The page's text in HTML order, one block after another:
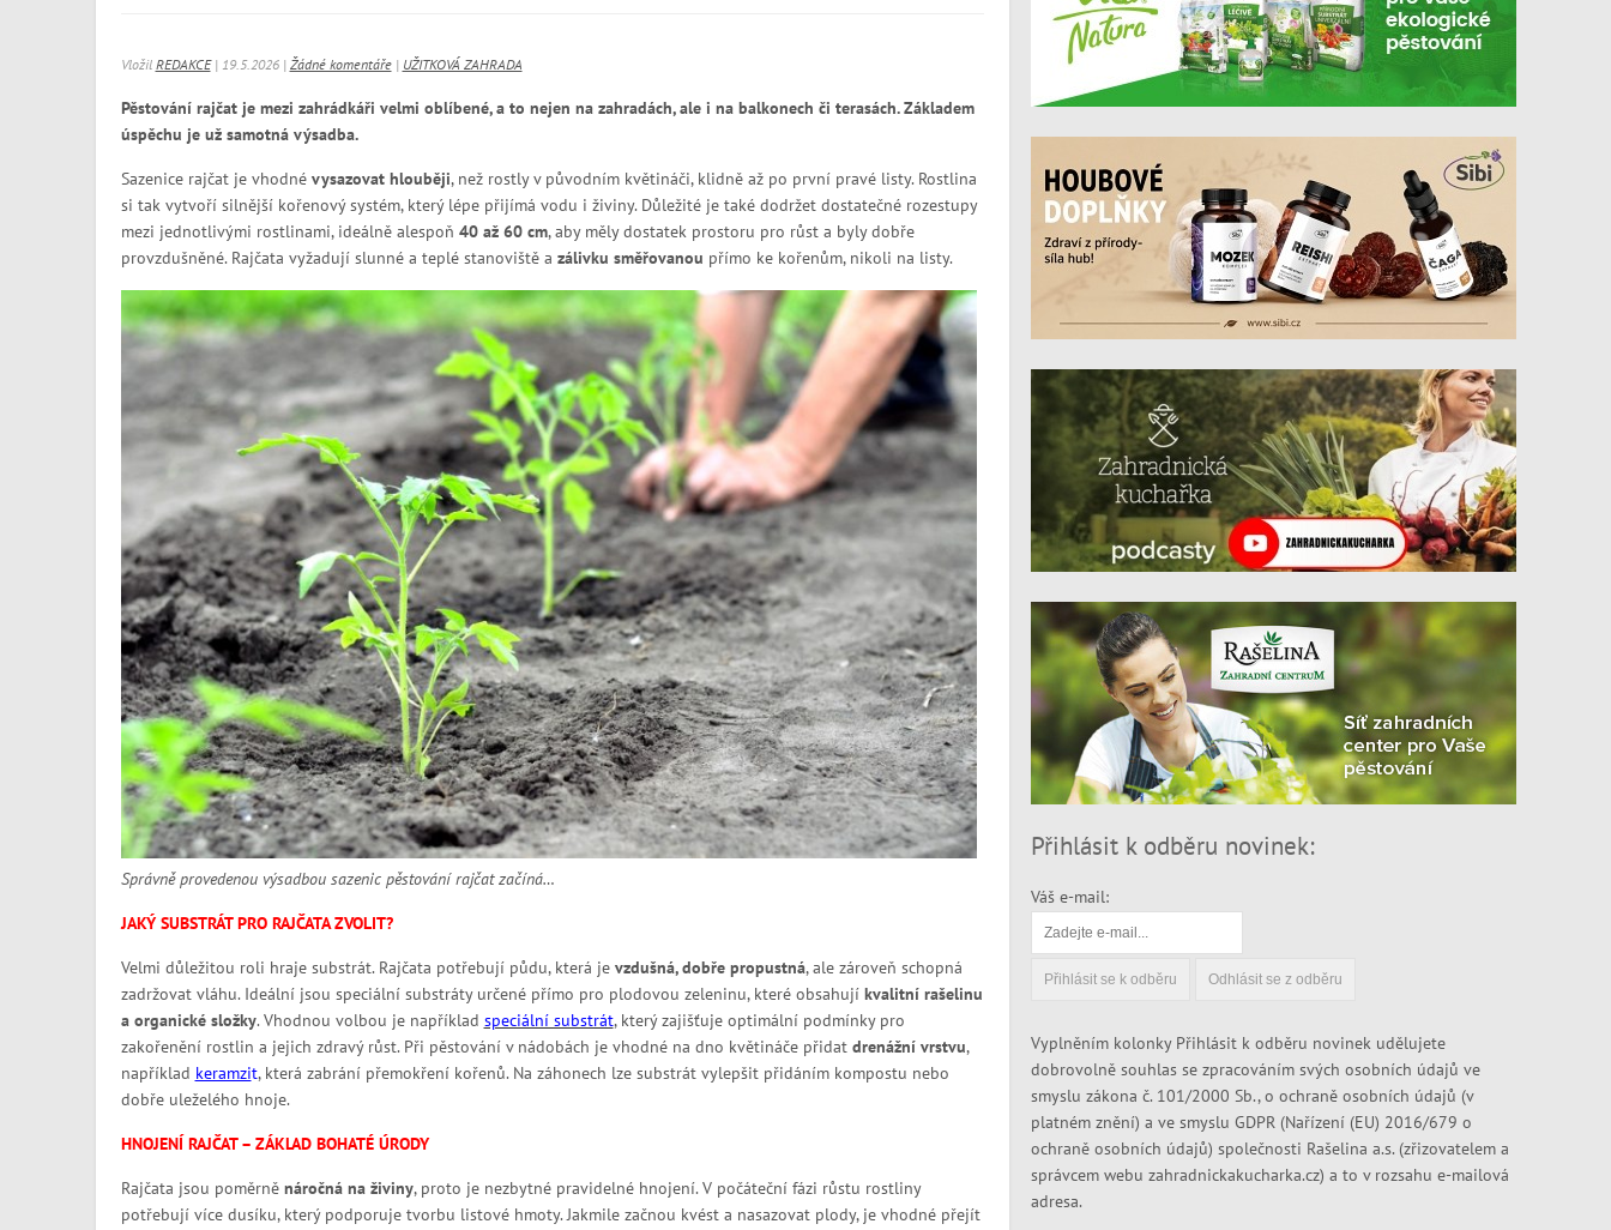
Vložil REDAKCE| 19.5.2026 | Žádné komentáře| UŽITKOVÁ ZAHRADA
Pěstování rajčat je mezi zahrádkáři velmi oblíbené, a to nejen na zahradách, ale i na balkonech či terasách. Základem
úspěchu je už samotná výsadba.
Sazenice rajčat je vhodné vysazovat hlouběji, než rostly v původním květináči, klidně až po první pravé listy. Rostlina
si tak vytvoří silnější kořenový systém, který lépe přijímá vodu i živiny. Důležité je také dodržet dostatečné rozestupy
mezi jednotlivými rostlinami, ideálně alespoň 40 až 60 cm, aby měly dostatek prostoru pro růst a byly dobře
provzdušněné. Rajčata vyžadují slunné a teplé stanoviště a zálivku směřovanou přímo ke kořenům, nikoli na listy.
Správně provedenou výsadbou sazenic pěstování rajčat začíná…
JAKÝ SUBSTRÁT PRO RAJČATA ZVOLIT?
Velmi důležitou roli hraje substrát. Rajčata potřebují půdu, která je vzdušná, dobře propustná, ale zároveň schopná
zadržovat vláhu. Ideální jsou speciální substráty určené přímo pro plodovou zeleninu, které obsahují kvalitní rašelinu
a organické složky. Vhodnou volbou je například speciální substrát, který zajišťuje optimální podmínky pro
zakořenění rostlin a jejich zdravý růst. Při pěstování v nádobách je vhodné na dno květináče přidat drenážní vrstvu,
například keramzit, která zabrání přemokření kořenů. Na záhonech lze substrát vylepšit přidáním kompostu nebo
dobře uleželého hnoje.
HNOJENÍ RAJČAT – ZÁKLAD BOHATÉ ÚRODY
Rajčata jsou poměrně náročná na živiny, proto je nezbytné pravidelné hnojení. V počáteční fázi růstu rostliny
potřebují více dusíku, který podporuje tvorbu listové hmoty. Jakmile začnou kvést a nasazovat plody, je vhodné přejít
Přihlásit k odběru novinek:
Váš e-mail:
Vyplněním kolonky Přihlásit k odběru novinek udělujete
dobrovolně souhlas se zpracováním svých osobních údajů ve
smyslu zákona č. 101/2000 Sb., o ochraně osobních údajů (v
platném znění) a ve smyslu GDPR (Nařízení (EU) 2016/679 o
ochraně osobních údajů) společnosti Rašelina a.s. (zřizovatelem a
správcem webu zahradnickakucharka.cz) a to v rozsahu e-mailová
adresa.